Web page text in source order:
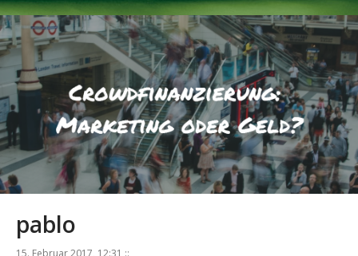
pablo
15. Februar 2017, 12:31 ::